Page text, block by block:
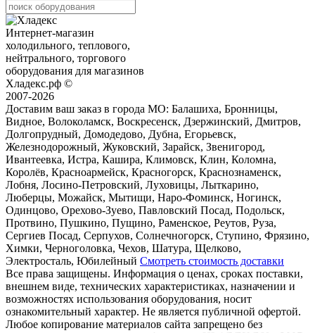
Интернет-магазин
холодильного, теплового,
нейтрального, торгового
оборудования для магазинов
Хладекс.рф ©
2007-2026
Доставим ваш заказ в города МО: Балашиха, Бронницы,
Видное, Волоколамск, Воскресенск, Дзержинский, Дмитров,
Долгопрудный, Домодедово, Дубна, Егорьевск,
Железнодорожный, Жуковский, Зарайск, Звенигород,
Ивантеевка, Истра, Кашира, Климовск, Клин, Коломна,
Королёв, Красноармейск, Красногорск, Краснознаменск,
Лобня, Лосино-Петровский, Луховицы, Лыткарино,
Люберцы, Можайск, Мытищи, Наро-Фоминск, Ногинск,
Одинцово, Орехово-Зуево, Павловский Посад, Подольск,
Протвино, Пушкино, Пущино, Раменское, Реутов, Руза,
Сергиев Посад, Серпухов, Солнечногорск, Ступино, Фрязино,
Химки, Черноголовка, Чехов, Шатура, Щелково,
Электросталь, Юбилейный Смотреть стоимость доставки
Все права защищены. Информация о ценах, сроках поставки,
внешнем виде, технических характеристиках, назначении и
возможностях использования оборудования, носит
ознакомительный характер. Не является публичной офертой.
Любое копирование материалов сайта запрещено без